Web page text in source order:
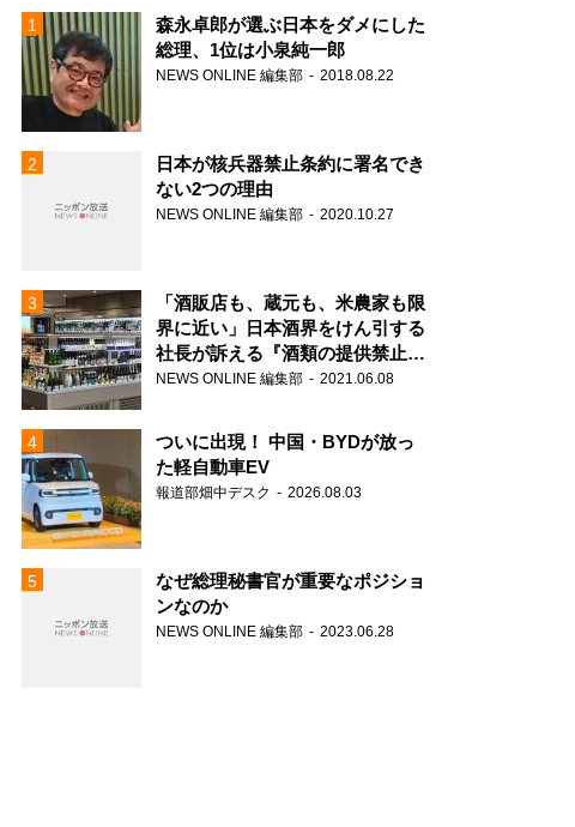
森永卓郎が選ぶ日本をダメにした
総理、1位は小泉純一郎
NEWS ONLINE 編集部 2018.08.22
日本が核兵器禁止条約に署名でき
ない2つの理由
NEWS ONLINE 編集部 2020.10.27
「酒販店も、蔵元も、米農家も限
界に近い」日本酒界をけん引する
社長が訴える『酒類の提供禁止』
策の大打撃
NEWS ONLINE 編集部 2021.06.08
ついに出現！ 中国・BYDが放っ
た軽自動車EV
報道部畑中デスク 2026.08.03
なぜ総理秘書官が重要なポジショ
ンなのか
NEWS ONLINE 編集部 2023.06.28